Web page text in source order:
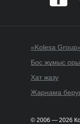
«Kolesa
Бос жұмыс
Хат жазу
Жарнама
© 2006 — 2026